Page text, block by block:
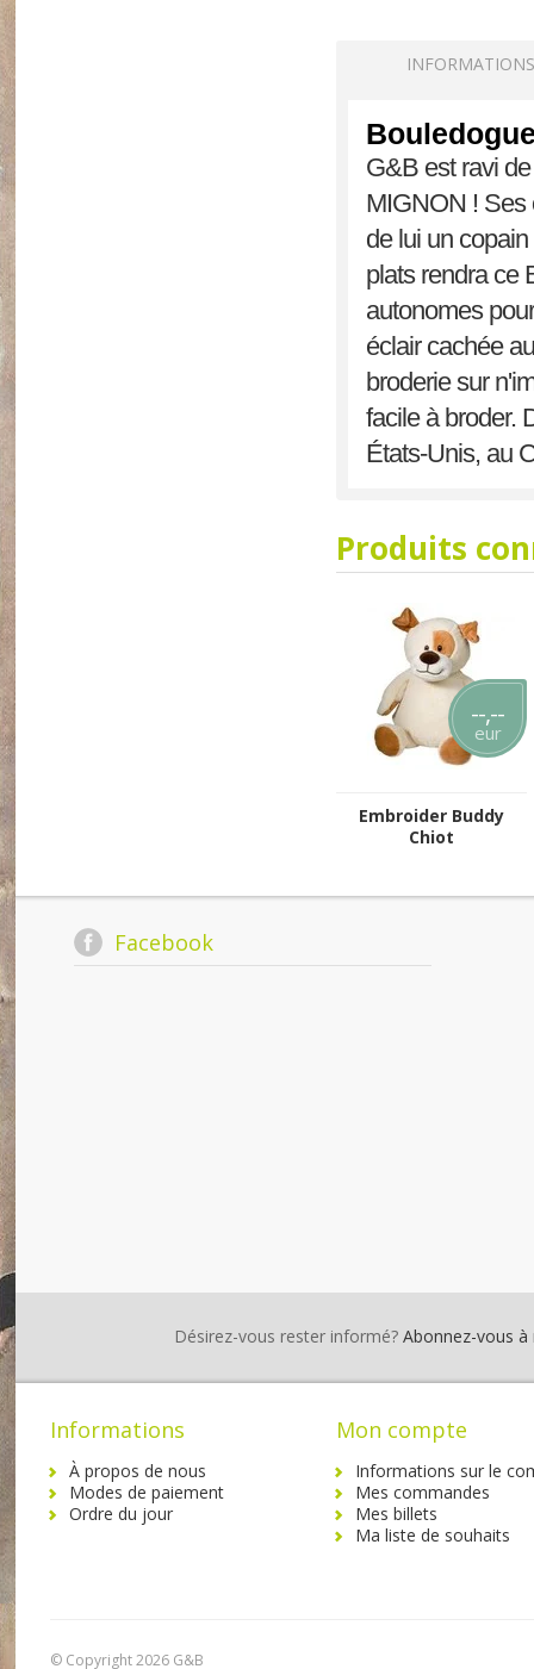
INFORMATIONS
G&B est ravi
MIGNON ! Ses
de lui un
plats rendra ce
autonomes
éclair cachée
broderie sur
facile à broder.
États-Unis, au
Produits
--,--
eur
Embroider Buddy
Chiot
Facebook
Désirez-vous rester informé?Abonnez-vous à
Informations
À propos de nous
Modes de paiement
Ordre du jour
Mon compte
Informations sur le
Mes commandes
Mes billets
Ma liste de souhaits
© Copyright 2026 G&B